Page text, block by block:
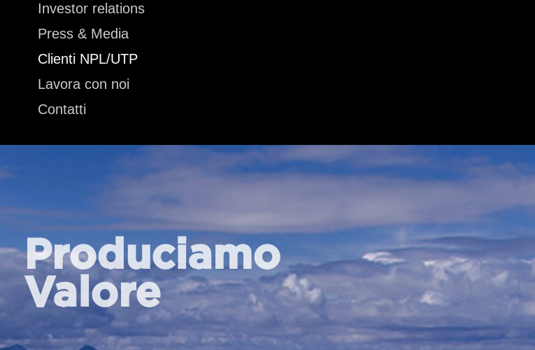
Investor relations
Press & Media
Clienti NPL/UTP
Lavora con noi
Contatti
Produciamo
Valore